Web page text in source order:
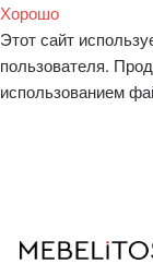
Хорошо
Этот сайт
пользователя.
использованием